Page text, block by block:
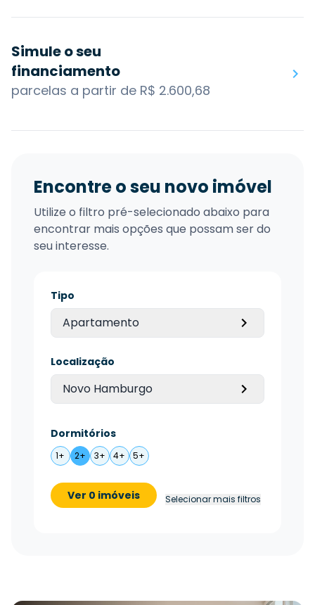
Simule o seu
financiamento
parcelas a partir de R$ 2.600,68
Encontre o seu novo imóvel
Utilize o filtro pré-selecionado abaixo para
encontrar mais opções que possam ser do
seu interesse.
Tipo
Apartamento
Localização
Novo Hamburgo
Dormitórios
1+ 2+ 3+ 4+ 5+
Ver 0 imóveis Selecionar mais filtros